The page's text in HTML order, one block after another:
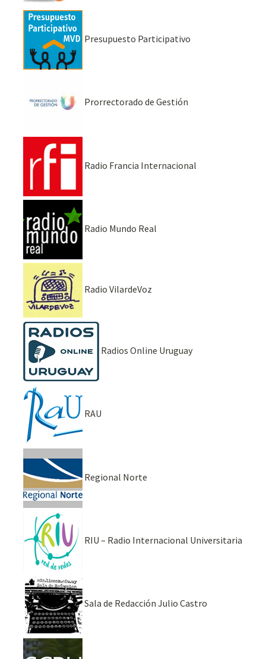
Presupuesto Participativo
Prorrectorado de Gestión
Radio Francia Internacional
Radio Mundo Real
Radio VilardeVoz
Radios Online Uruguay
RAU
Regional Norte
RIU – Radio Internacional Universitaria
Sala de Redacción Julio Castro